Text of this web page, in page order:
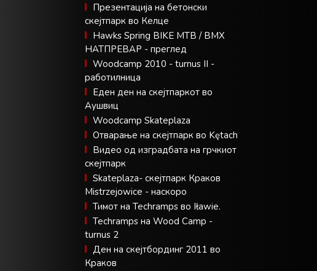
Презентација на бетонски
скејтпарк во Келце
Hawks Spring BIKE MTB / BMX
НАТПРЕВАР - преглед
Woodcamp 2010 - turnus II -
работилница
Еден ден на скејтпаркот во
Аушвиц
Woodcamp Skateplaza
Отварање на скејтпарк во Kętach
Видео од изградбата на грчкиот
скејтпарк
Skateplaza- скејтпарк Краков
Mistrzejowice - наскоро
Тимот на Techramps во Iławie.
Techramps на Wood Camp -
turnus 2
Ден на скејтбординг 2011 во
Краков